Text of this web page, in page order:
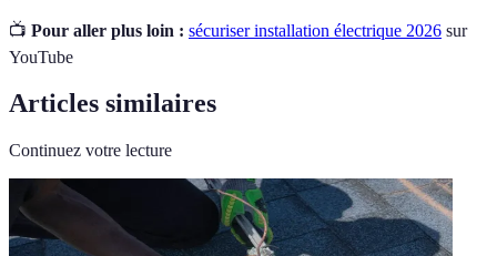
📺 Pour aller plus loin : sécuriser installation électrique 2026 sur
YouTube
Articles similaires
Continuez votre lecture